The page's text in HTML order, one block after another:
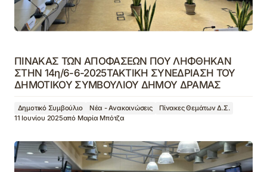
ΠΙΝΑΚΑΣ ΤΩΝ ΑΠΟΦΑΣΕΩΝ ΠΟΥ ΛΗΦΘΗΚΑΝ
ΣΤΗΝ 14η/6-6-2025ΤΑΚΤΙΚΗ ΣΥΝΕΔΡΙΑΣΗ ΤΟΥ
ΔΗΜΟΤΙΚΟΥ ΣΥΜΒΟΥΛΙΟΥ ΔΗΜΟΥ ΔΡΑΜΑΣ
Δημοτικό Συμβούλιο Νέα - Ανακοινώσεις
Πίνακες Θεμάτων Δ.Σ.
11 Ιουνίου 2025από Μαρία Μπότζα